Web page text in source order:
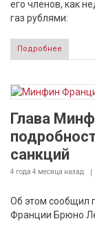
его членов, как
газ рублями:
Подробнее
Глава
санкций
4 года 4 месяца назад
Об этом сообщил
Франции Брюно